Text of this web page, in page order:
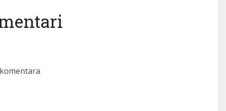
komentara